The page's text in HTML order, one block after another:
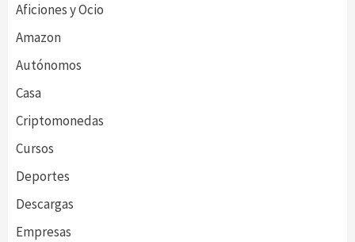
Aficiones y Ocio
Amazon
Autónomos
Casa
Criptomonedas
Cursos
Deportes
Descargas
Empresas